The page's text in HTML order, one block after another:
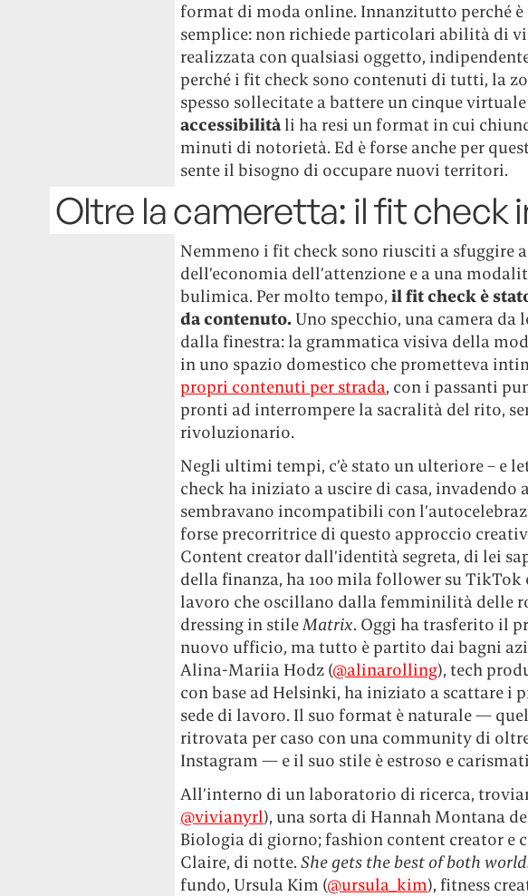
format di moda online. Innanzitutto perché
semplice: non richiede particolari abilità di
realizzata con qualsiasi oggetto,
perché i fit check sono contenuti di tutti, la
spesso sollecitate a battere un cinque
accessibilità li ha resi un format in cui
minuti di notorietà. Ed è forse anche per
sente il bisogno di occupare nuovi territori.
Oltre la cameretta: il fit check
Nemmeno i fit check sono riusciti a sfuggire
dell’economia dell’attenzione e a una
bulimica. Per molto tempo,il fit check è
da contenuto. Uno specchio, una camera
dalla finestra: la grammatica visiva della
in uno spazio domestico che prometteva
propri contenuti per strada, con i passanti
pronti ad interrompere la sacralità del rito,
rivoluzionario.
Negli ultimi tempi, c’è stato un ulteriore – e
check ha iniziato a uscire di casa, invadendo
sembravano incompatibili con
forse precorritrice di questo approccio
Content creator dall’identità segreta, di lei
della finanza, ha 100 mila follower su
lavoro che oscillano dalla femminilità delle
dressing in stileMatrix. Oggi ha trasferito il
nuovo ufficio, ma tutto è partito dai bagni
Alina-Mariia Hodz (@alinarolling), tech
con base ad Helsinki, ha iniziato a scattare i
sede di lavoro. Il suo format è naturale —
ritrovata per caso con una community di
Instagram — e il suo stile è estroso e
All’interno di un laboratorio di ricerca,
@vivianyrl), una sorta di Hannah Montana
Biologia di giorno; fashion content creator e
Claire, di notte.She gets the best of both
fundo, Ursula Kim (@ursula_kim), fitness